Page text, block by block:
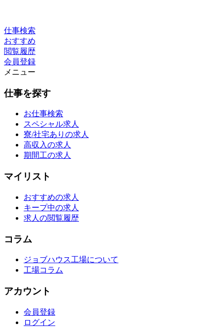
仕事検索
おすすめ
閲覧履歴
会員登録
メニュー
仕事を探す
お仕事検索
スペシャル求人
寮/社宅ありの求人
高収入の求人
期間工の求人
マイリスト
おすすめの求人
キープ中の求人
求人の閲覧履歴
コラム
ジョブハウス工場について
工場コラム
アカウント
会員登録
ログイン